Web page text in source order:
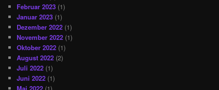
Februar 2023 (1)
Januar 2023 (1)
Dezember 2022 (1)
November 2022 (1)
Oktober 2022 (1)
August 2022 (2)
Juli 2022 (1)
Juni 2022 (1)